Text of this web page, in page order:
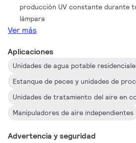
producción UV constante durante
lámpara
Ver más
Aplicaciones
Unidades de agua potable
Estanque de peces y unidades de
Unidades de tratamiento del aire en
Manipuladores de aire independientes
Advertencia y seguridad